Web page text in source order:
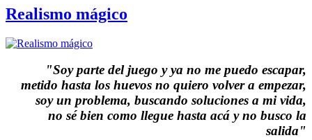
Realismo mágico
"Soy parte del juego y ya no me puedo escapar,
metido hasta los huevos no quiero volver a empezar,
soy un problema, buscando soluciones a mi vida,
no sé bien como llegue hasta acá y no busco la
salida"